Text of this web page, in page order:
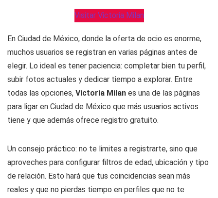
Visitar Victoria Milan
En Ciudad de México, donde la oferta de ocio es enorme,
muchos usuarios se registran en varias páginas antes de
elegir. Lo ideal es tener paciencia: completar bien tu perfil,
subir fotos actuales y dedicar tiempo a explorar. Entre
todas las opciones, Victoria Milan es una de las páginas
para ligar en Ciudad de México que más usuarios activos
tiene y que además ofrece registro gratuito.
Un consejo práctico: no te limites a registrarte, sino que
aproveches para configurar filtros de edad, ubicación y tipo
de relación. Esto hará que tus coincidencias sean más
reales y que no pierdas tiempo en perfiles que no te